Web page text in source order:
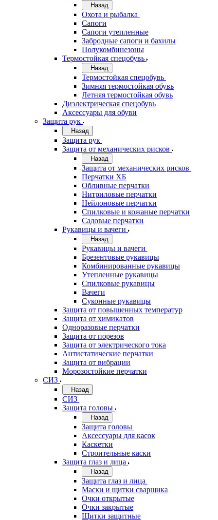
Назад
Охота и рыбалка
Сапоги
Сапоги утепленные
Забродные сапоги и бахилы
Полукомбинезоны
Термостойкая спецобувь
Назад
Термостойкая спецобувь
Зимняя термостойкая обувь
Летняя термостойкая обувь
Диэлектрическая спецобувь
Аксессуары для обуви
Защита рук
Назад
Защита рук
Защита от механических рисков
Назад
Защита от механических рисков
Перчатки ХБ
Обливные перчатки
Нитриловые перчатки
Нейлоновые перчатки
Спилковые и кожаные перчатки
Садовые перчатки
Рукавицы и вачеги
Назад
Рукавицы и вачеги
Брезентовые рукавицы
Комбинированные рукавицы
Утепленные рукавицы
Спилковые рукавицы
Вачеги
Суконные рукавицы
Защита от повышенных температур
Защита от химикатов
Одноразовые перчатки
Защита от порезов
Защита от электрического тока
Антистатические перчатки
Защита от вибрации
Морозостойкие перчатки
СИЗ
Назад
СИЗ
Защита головы
Назад
Защита головы
Аксессуары для касок
Каскетки
Строительные каски
Защита глаз и лица
Назад
Защита глаз и лица
Маски и щитки сварщика
Очки открытые
Очки закрытые
Щитки защитные